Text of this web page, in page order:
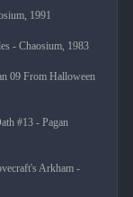
1991
- Chaosium, 1983
09 From Halloween
#13 - Pagan
Arkham -